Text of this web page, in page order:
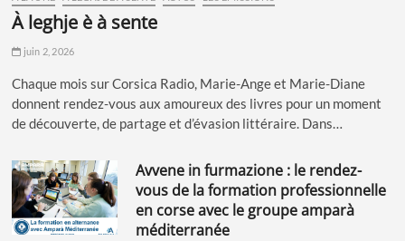
à leghje è à sente
juin 2, 2026
Chaque mois sur Corsica Radio, Marie-Ange et Marie-Diane
donnent rendez-vous aux amoureux des livres pour un moment
de découverte, de partage et d’évasion littéraire. Dans…
avvene in furmazione : le rendez-
vous de la formation professionnelle
en corse avec le groupe amparà
méditerranée